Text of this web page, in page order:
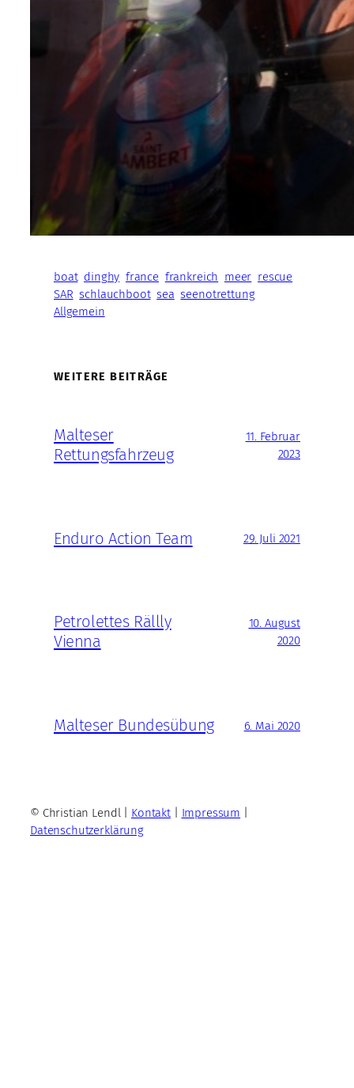
boat dinghy france frankreich meer rescue
SAR schlauchboot sea seenotrettung
Allgemein
WEITERE BEITRÄGE
Malteser
Rettungsfahrzeug
11. Februar
2023
Enduro Action Team 29. Juli 2021
Petrolettes Rällly
Vienna
10. August
2020
Malteser Bundesübung 6. Mai 2020
© Christian Lendl | Kontakt| Impressum
Datenschutzerklärung